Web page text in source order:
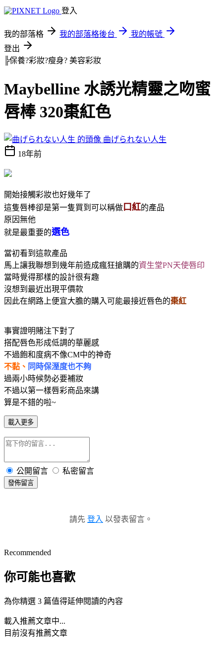
登入
我的部落格 我的部落格後台
我的帳號
登出
╠保養?彩妝?瘦身? 美容彩妝
Maybelline 水誘光精靈之吻蜜
唇棒 320棗紅色
曲げられない人生
18年前
開始接觸彩妝也好幾年了
這隻唇棒卻是第一隻買到可以稱做 口紅的產品
原因無他
就是最重要的選色
當初看到這款產品
馬上讓我聯想到幾年前造成瘋狂搶購的資生堂PN天使唇印
當時覺得那樣的設計很有趣
沒想到最近出現平價款
因此在網路上便宜大膽的購入可能最接近唇色的棗紅
事實證明賭注下對了
搭配唇色形成低調的華麗感
不過飽和度病不像CM中的神奇
不黏、 同時保溼度也不夠
過兩小時候勢必要補妝
不過以第一樣唇彩商品來講
算是不錯的啦~
載入更多
公開留言 私密留言
發佈留言
請先 登入 以發表留言。
Recommended
你可能也喜歡
為你精選 3 篇值得延伸閱讀的內容
載入推薦文章中...
目前沒有推薦文章